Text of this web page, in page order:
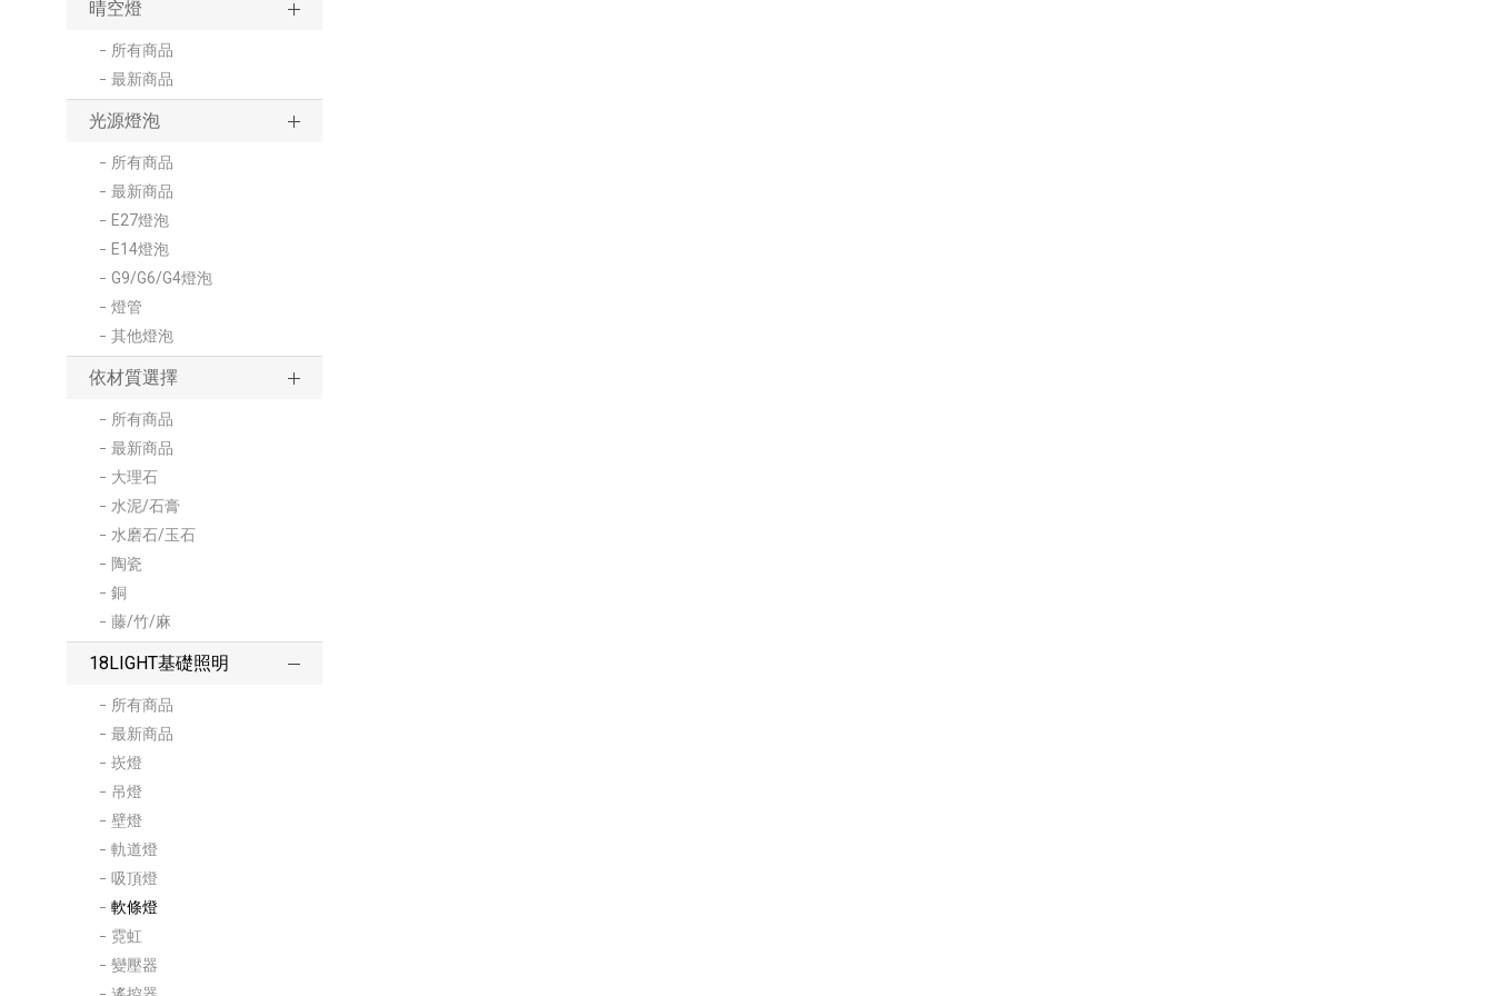
晴空燈
所有商品
最新商品
光源燈泡
所有商品
最新商品
E27燈泡
E14燈泡
G9/G6/G4燈泡
燈管
其他燈泡
依材質選擇
所有商品
最新商品
大理石
水泥/石膏
水磨石/玉石
陶瓷
銅
藤/竹/麻
18LIGHT基礎照明
所有商品
最新商品
崁燈
吊燈
壁燈
軌道燈
吸頂燈
軟條燈
霓虹
變壓器